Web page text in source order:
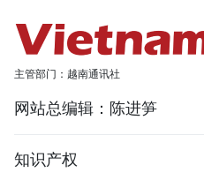
主管部门：越南通讯社
网站总编辑：陈进笋
知识产权